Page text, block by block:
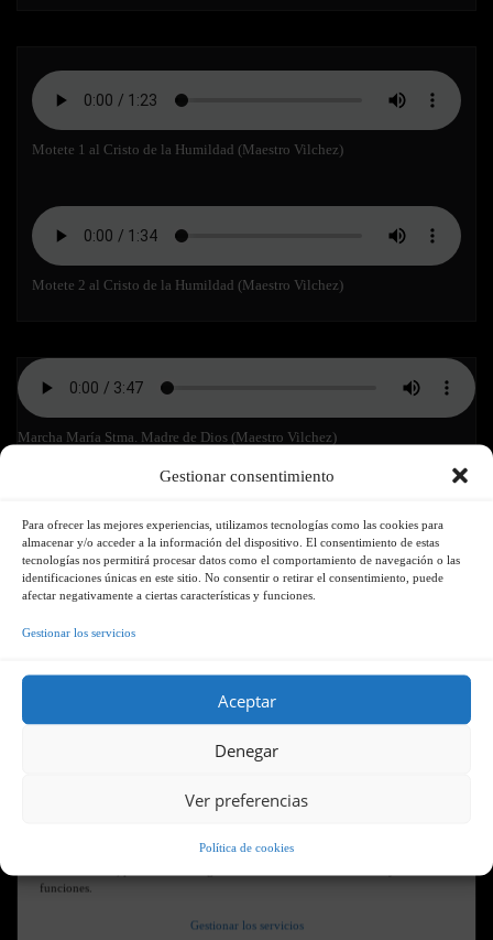
Gestionar consentimiento
Para ofrecer las mejores experiencias, utilizamos tecnologías como las cookies para
almacenar y/o acceder a la información del dispositivo. El consentimiento de estas
tecnologías nos permitirá procesar datos como el comportamiento de navegación o las
identificaciones únicas en este sitio. No consentir o retirar el consentimiento, puede
afectar negativamente a ciertas características y funciones.
Gestionar los servicios
Aceptar
Denegar
Ver preferencias
Política de cookies
Motete 1 al Cristo de la Humildad (Maestro Vilchez)
Motete 2 al Cristo de la Humildad (Maestro Vilchez)
Marcha María Stma. Madre de Dios (Maestro Vilchez)
Voto de Silencio